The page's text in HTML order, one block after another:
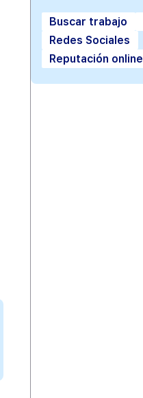
Buscar trabajo
Redes Sociales
Reputación online